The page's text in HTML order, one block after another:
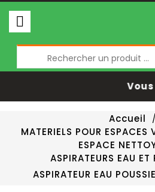
Accueil
MATERIELS POUR ESPACES
ESPACE
ASPIRATEURS EAU ET
ASPIRATEUR EAU